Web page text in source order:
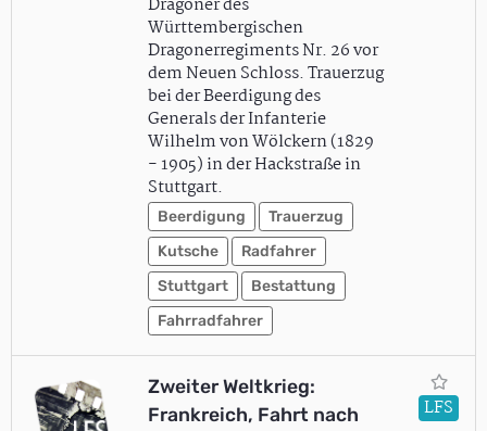
Dragoner des
Württembergischen
Dragonerregiments Nr. 26 vor
dem Neuen Schloss. Trauerzug
bei der Beerdigung des
Generals der Infanterie
Wilhelm von Wölckern (1829
- 1905) in der Hackstraße in
Stuttgart.
Beerdigung
Trauerzug
Kutsche
Radfahrer
Stuttgart
Bestattung
Fahrradfahrer
Zweiter Weltkrieg:
Frankreich, Fahrt nach
LFS